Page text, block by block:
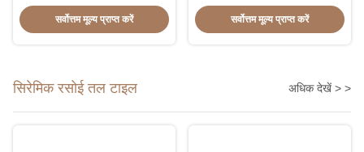
सर्वोत्तम मूल्य प्राप्त करें
सर्वोत्तम मूल्य प्राप्त करें
सिरेमिक रसोई तल टाइल अधिक देखें > >